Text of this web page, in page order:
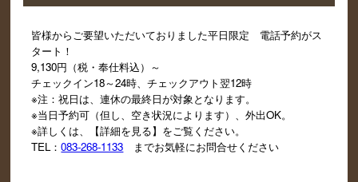
皆様からご要望いただいておりました平日限定 電話予約がス
タート！
9,130円（税・奉仕料込）～
チェックイン18～24時、チェックアウト翌12時
※注：祝日は、連休の最終日が対象となります。
※当日予約可（但し、空き状況によります）、外出OK。
※詳しくは、【詳細を見る】をご覧ください。
TEL：083-268-1133 までお気軽にお問合せください